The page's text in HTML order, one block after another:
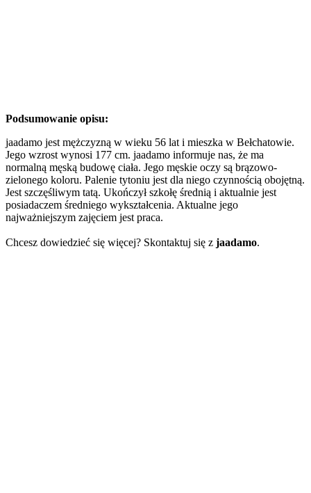
Podsumowanie opisu:
jaadamo jest mężczyzną w wieku 56 lat i mieszka w Bełchatowie.
Jego wzrost wynosi 177 cm. jaadamo informuje nas, że ma
normalną męską budowę ciała. Jego męskie oczy są brązowo-
zielonego koloru. Palenie tytoniu jest dla niego czynnością obojętną.
Jest szczęśliwym tatą. Ukończył szkołę średnią i aktualnie jest
posiadaczem średniego wykształcenia. Aktualne jego
najważniejszym zajęciem jest praca.
Chcesz dowiedzieć się więcej? Skontaktuj się z jaadamo.